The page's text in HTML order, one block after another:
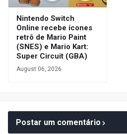
Nintendo Switch
Online recebe ícones
retrô de Mario Paint
(SNES) e Mario Kart:
Super Circuit (GBA)
August 06, 2026
Postar um comentário